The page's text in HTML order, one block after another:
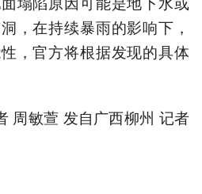
，在持续暴雨的影响下，
，官方将根据发现的具体
周敏萱 发自广西柳州 记者